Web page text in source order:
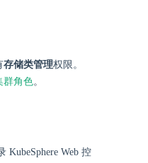
存储类管理权限。
群角色。
KubeSphere Web 控